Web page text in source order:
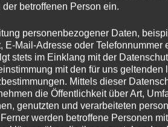
Verpflichtungen – einfach
Elternteil oder einfach
sich mehr, diskutiert es sich
betroffenen Person ein.
personenbezogener Daten,
E-Mail-Adresse oder Telefonnummer
stets im Einklang mit der
mit den für uns geltenden
Mittels dieser
die Öffentlichkeit über Art,
genutzten und verarbeiteten
werden betroffene Personen